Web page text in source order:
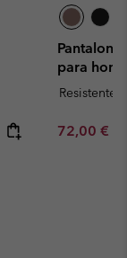
para
Resistente
Minimum
72,00 €